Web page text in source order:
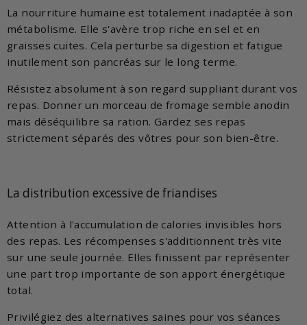
La nourriture humaine est totalement inadaptée à son
métabolisme. Elle s'avère trop riche en sel et en
graisses cuites. Cela perturbe sa digestion et fatigue
inutilement son pancréas sur le long terme.
Résistez absolument à son regard suppliant durant vos
repas. Donner un morceau de fromage semble anodin
mais déséquilibre sa ration. Gardez ses repas
strictement séparés des vôtres pour son bien-être.
La distribution excessive de friandises
Attention à l'accumulation de calories invisibles hors
des repas. Les récompenses s'additionnent très vite
sur une seule journée. Elles finissent par représenter
une part trop importante de son apport énergétique
total.
Privilégiez des alternatives saines pour vos séances